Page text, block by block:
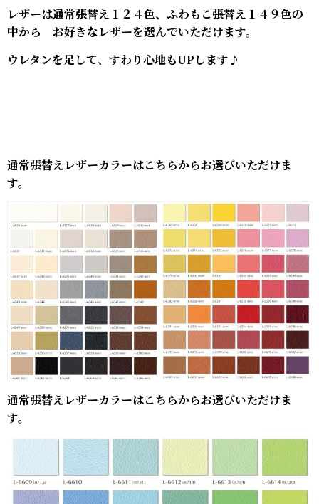
レザーは通常張替え１２４色、ふわもこ張替え１４９色の
中から お好きなレザーを選んでいただけます。
ウレタンを足して、すわり心地もUPします♪
通常張替えレザーカラーはこちらからお選びいただけま
す。
通常張替えレザーカラーはこちらからお選びいただけま
す。